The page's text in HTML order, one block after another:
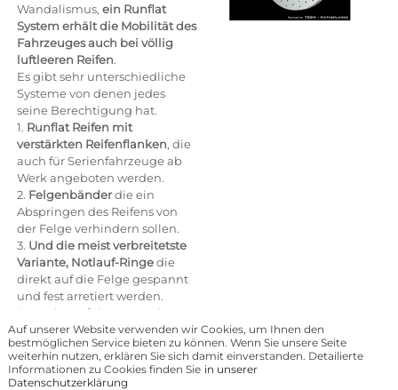
Auf unserer Website verwenden wir Cookies, um Ihnen den
bestmöglichen Service bieten zu können. Wenn Sie unsere Seite
weiterhin nutzen, erklären Sie sich damit einverstanden. Detailierte
Informationen zu Cookies finden Sie in unserer
Datenschutzerklärung
Wandalismus,ein Runflat
System erhält die Mobilität des
Fahrzeuges auch bei völlig
luftleeren Reifen.
Es gibt sehr unterschiedliche
Systeme von denen jedes
seine Berechtigung hat.
1. Runflat Reifen mit
verstärkten Reifenflanken, die
auch für Serienfahrzeuge ab
Werk angeboten werden.
2. Felgenbänderdie ein
Abspringen des Reifens von
der Felge verhindern sollen.
3. Und die meist verbreitetste
Variante, Notlauf-Ringedie
direkt auf die Felge gespannt
und fest arretiert werden.
Je nach Ausführung und
Fahrzeuggewicht, ist so trotz
Penetration durch Beschuss
eine hohe Fahrsicherheit und
hohe